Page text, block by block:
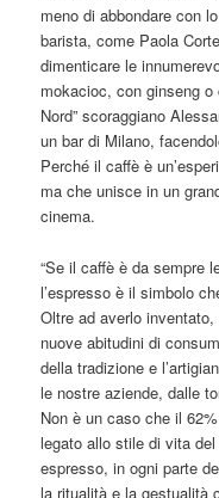
meno di abbondare con
barista, come Paola
dimenticare le
mokacioc, con ginseng o
Nord” scoraggiano
un bar di Milano,
Perché il caffè è
ma che unisce in un
cinema.
“Se il caffè è da sempre
l’espresso è il simbolo
Oltre ad averlo
nuove abitudini di
della tradizione e
le nostre aziende, dalle
Non è un caso che il
legato allo stile di vita
espresso, in ogni parte
la ritualità e la gestualità